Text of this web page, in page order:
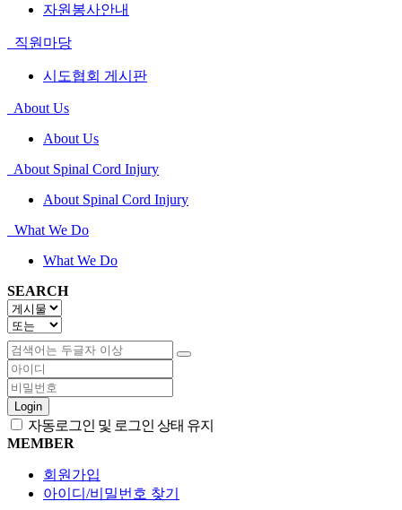
자원봉사안내
직원마당
시도협회 게시판
About Us
About Us
About Spinal Cord Injury
About Spinal Cord Injury
What We Do
What We Do
SEARCH
Login
자동로그인 및 로그인 상태 유지
MEMBER
회원가입
아이디/비밀번호 찾기